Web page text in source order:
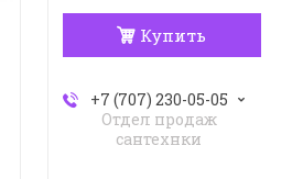
Купить
+7 (707) 230-05-05
Отдел продаж
сантехнки